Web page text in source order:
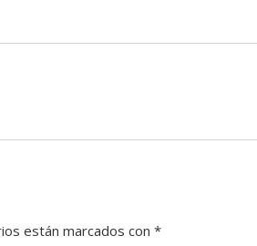
están marcados con *